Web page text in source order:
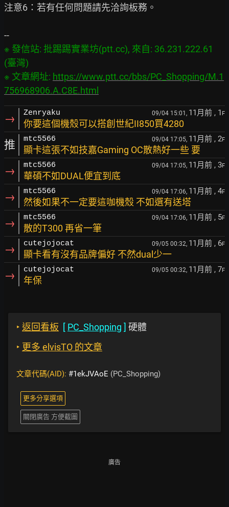
注意6：若有任何問題請先洽詢板務。
※ 發信站: 批踢踢實業坊(ptt.cc), 來自: 36.231.222.61
(臺灣)
※ 文章網址: https://www.ptt.cc/bbs/PC_Shopping/M.1
756968906.A.C8E.html
→ Zenryaku 09/04 15:01, 11月前 , 1 F
你要這個機殼可以搭創世紀II850買4280
推 mtc5566 09/04 17:05, 11月前 , 2F
顯卡這張不如技嘉Gaming OC散熱好一些 要
→ mtc5566 09/04 17:05, 11月前 , 3F
華碩不如DUAL便宜到底
→ mtc5566 09/04 17:06, 11月前 , 4F
然後如果不一定要這咖機殼 不如選有送塔
→ mtc5566 09/04 17:06, 11月前 , 5F
散的T300 再省一筆
→ cutejojocat 09/05 00:32, 11月前 , 6F
顯卡看有沒有品牌偏好 不然dual少一
→ cutejojocat 09/05 00:32, 11月前 , 7F
年保
‣ 返回看板 [ PC_Shopping ] 硬體
‣ 更多 elvisTO 的文章
文章代碼(AID): #1ekJVAoE (PC_Shopping)
更多分享選項
關閉廣告 方便截圖
廣告